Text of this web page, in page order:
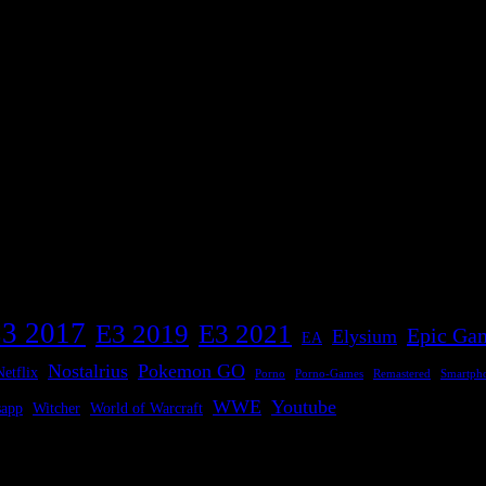
2017 E3 2019 E3 2021 EA Elysium Epic
Nostalrius Pokemon GO Porno Porno-Games Remastered
Witcher World of Warcraft WWE Youtube